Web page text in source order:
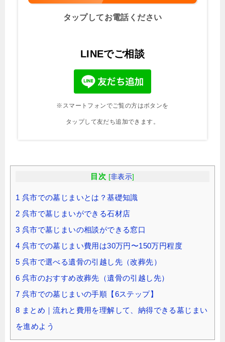
タップしてお電話ください
LINEでご相談
※スマートフォンでご覧の方はボタンを
タップして友だち追加できます。
目次 [非表示]
1 呉市での墓じまいとは？基礎知識
2 呉市で墓じまいができる石材店
3 呉市で墓じまいの相談ができる窓口
4 呉市での墓じまい費用は30万円〜150万円程度
5 呉市で選べる遺骨の引越し先（改葬先）
6 呉市のおすすめ改葬先（遺骨の引越し先）
7 呉市での墓じまいの手順【6ステップ】
8 まとめ｜流れと費用を理解して、納得できる墓じまい
を進めよう